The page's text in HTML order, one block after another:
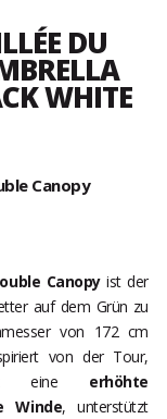
DU
WHITE
Canopy
Canopyist der
auf dem Grün zu
von 172 cm
von der Tour,
eine erhöhte
Winde, unterstützt